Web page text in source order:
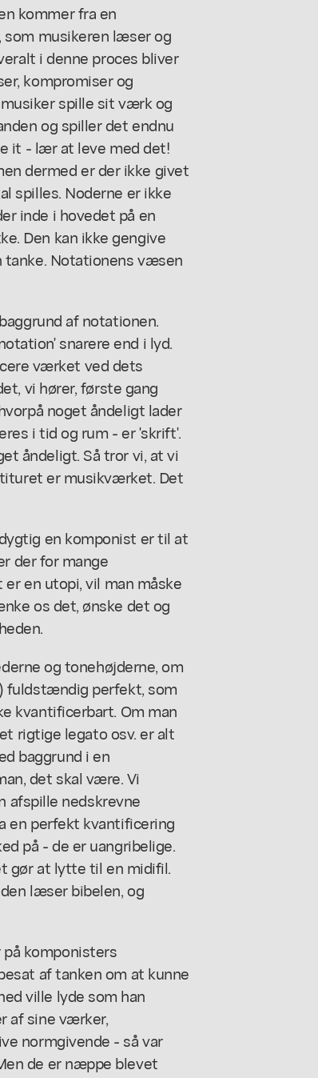
kommer fra en
som musikeren læser og
i denne proces bliver
kompromiser og
spille sit værk og
og spiller det endnu
it - lær at leve med det!
dermed er der ikke givet
spilles. Noderne er ikke
inde i hovedet på en
Den kan ikke gengive
tanke. Notationens væsen
af notationen.
snarere end i lyd.
værket ved dets
vi hører, første gang
noget åndeligt lader
i tid og rum - er 'skrift'.
åndeligt. Så tror vi, at vi
er musikværket. Det
en komponist er til at
der for mange
en utopi, vil man måske
os det, ønske det og
og tonehøjderne, om
fuldstændig perfekt, som
kvantificerbart. Om man
rigtige legato osv. er alt
baggrund i en
det skal være. Vi
afspille nedskrevne
en perfekt kvantificering
på - de er uangribelige.
gør at lytte til en midifil.
læser bibelen, og
komponisters
af tanken om at kunne
ville lyde som han
af sine værker,
normgivende - så var
de er næppe blevet